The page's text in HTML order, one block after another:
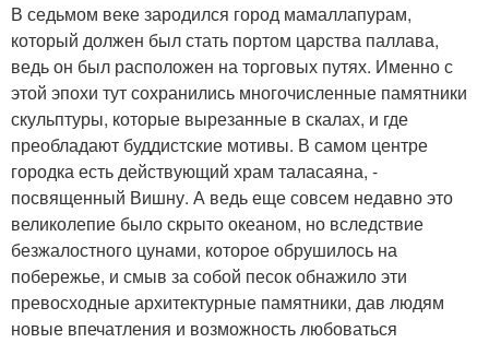
В седьмом веке зародился город мамаллапурам,
который должен был стать портом царства паллава,
ведь он был расположен на торговых путях. Именно с
этой эпохи тут сохранились многочисленные памятники
скульптуры, которые вырезанные в скалах, и где
преобладают буддистские мотивы. В самом центре
городка есть действующий храм таласаяна, -
посвященный Вишну. А ведь еще совсем недавно это
великолепие было скрыто океаном, но вследствие
безжалостного цунами, которое обрушилось на
побережье, и смыв за собой песок обнажило эти
превосходные архитектурные памятники, дав людям
новые впечатления и возможность любоваться